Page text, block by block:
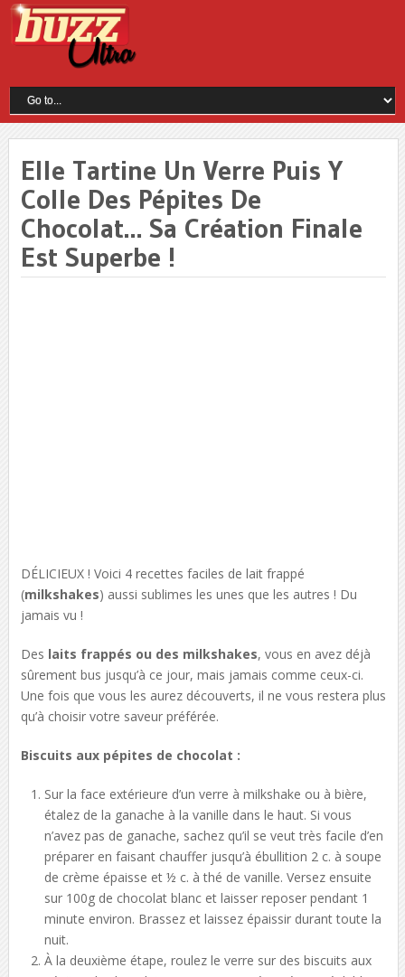
Elle Tartine Un Verre Puis Y
Colle Des Pépites De
Chocolat… Sa Création Finale
Est Superbe !
DÉLICIEUX ! Voici 4 recettes faciles de lait frappé
(milkshakes) aussi sublimes les unes que les autres ! Du
jamais vu !
Des laits frappés ou des milkshakes, vous en avez déjà
sûrement bus jusqu’à ce jour, mais jamais comme ceux-ci.
Une fois que vous les aurez découverts, il ne vous restera plus
qu’à choisir votre saveur préférée.
Biscuits aux pépites de chocolat :
Sur la face extérieure d’un verre à milkshake ou à bière,
étalez de la ganache à la vanille dans le haut. Si vous
n’avez pas de ganache, sachez qu’il se veut très facile d’en
préparer en faisant chauffer jusqu’à ébullition 2 c. à soupe
de crème épaisse et ½ c. à thé de vanille. Versez ensuite
sur 100g de chocolat blanc et laisser reposer pendant 1
minute environ. Brassez et laissez épaissir durant toute la
nuit.
À la deuxième étape, roulez le verre sur des biscuits aux